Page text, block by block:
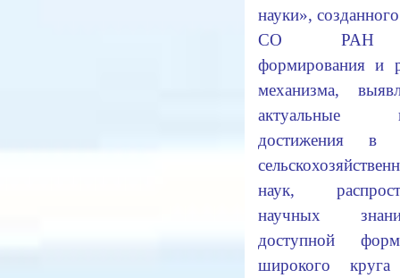
науки»,
СО РАН
формирования и
механизма,
актуальные
достижения в
наук,
научных
доступной
широкого